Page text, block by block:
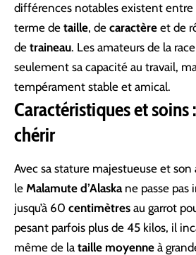
différences notables existent
terme de taille, de caractère et de
de traineau. Les amateurs de la
seulement sa capacité au travail,
tempérament stable et amical.
Caractéristiques et soins
chérir
Avec sa stature majestueuse et son
le Malamute d’Alaskane passe pas
jusqu’à 60 centimètres au garrot
pesant parfois plus de 45 kilos, il
même de la taille moyenne à